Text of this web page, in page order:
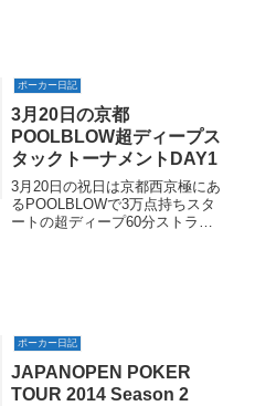
ポーカー日記
3月20日の京都
POOLBLOW超ディープス
タックトーナメントDAY1
3月20日の祝日は京都西京極にあ
るPOOLBLOWで3万点持ちスタ
ートの超ディープ60分ストラク
ポーカー日記
JAPANOPEN POKER
TOUR 2014 Season 2